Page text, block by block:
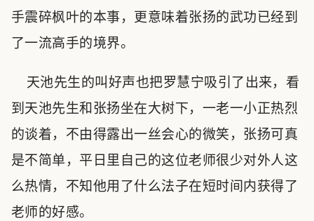
手震碎枫叶的本事，更意味着张扬的武功已经到
了一流高手的境界。
天池先生的叫好声也把罗慧宁吸引了出来，看
到天池先生和张扬坐在大树下，一老一小正热烈
的谈着，不由得露出一丝会心的微笑，张扬可真
是不简单，平日里自己的这位老师很少对外人这
么热情，不知他用了什么法子在短时间内获得了
老师的好感。